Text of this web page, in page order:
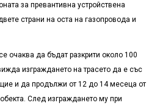
за превантивна устройствена
страни на оста на газопровода и
очаква да бъдат разкрити около 100
изграждането на трасето да е със
и да продължи от 12 до 14 месеца от
След изграждането му при